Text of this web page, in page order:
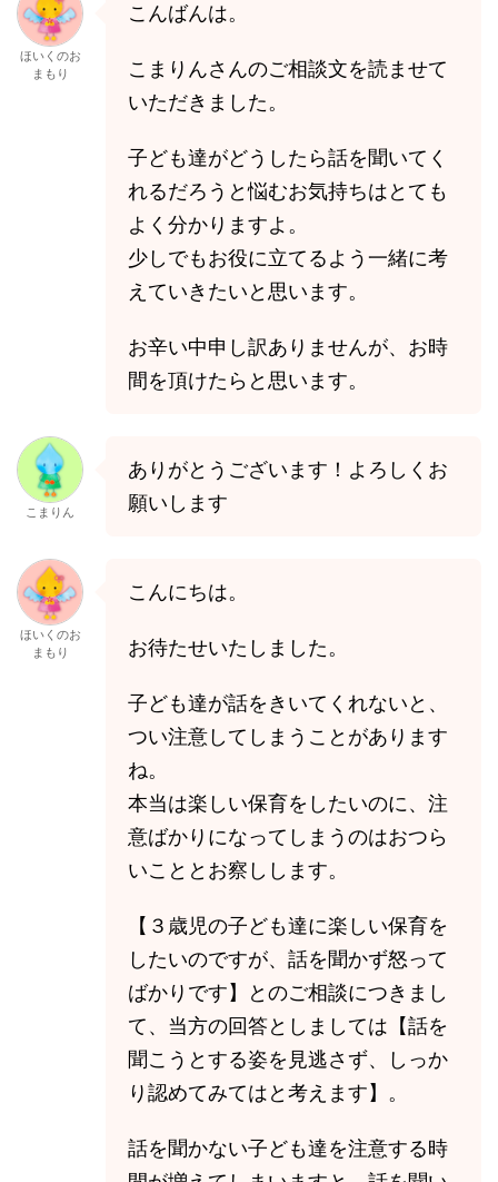
ほいくのお
まもり
こんばんは。
こまりんさんのご相談文を読ませて
いただきました。
子ども達がどうしたら話を聞いてく
れるだろうと悩むお気持ちはとても
よく分かりますよ。
少しでもお役に立てるよう一緒に考
えていきたいと思います。
お辛い中申し訳ありませんが、お時
間を頂けたらと思います。
こまりん
ありがとうございます！よろしくお
願いします
ほいくのお
まもり
こんにちは。
お待たせいたしました。
子ども達が話をきいてくれないと、
つい注意してしまうことがあります
ね。
本当は楽しい保育をしたいのに、注
意ばかりになってしまうのはおつら
いこととお察しします。
【３歳児の子ども達に楽しい保育を
したいのですが、話を聞かず怒って
ばかりです】とのご相談につきまし
て、当方の回答としましては【話を
聞こうとする姿を見逃さず、しっか
り認めてみてはと考えます】。
話を聞かない子ども達を注意する時